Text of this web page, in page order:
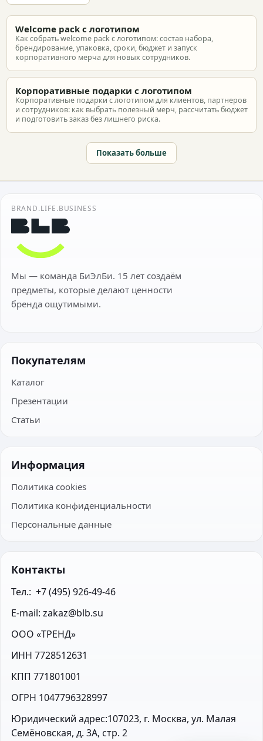
Welcome pack с логотипом
Как собрать welcome pack с логотипом: состав набора,
брендирование, упаковка, сроки, бюджет и запуск
корпоративного мерча для новых сотрудников.
Корпоративные подарки с логотипом
Корпоративные подарки с логотипом для клиентов, партнеров
и сотрудников: как выбрать полезный мерч, рассчитать бюджет
и подготовить заказ без лишнего риска.
Показать больше
BRAND.LIFE.BUSINESS
Мы — команда БиЭлБи. 15 лет создаём
предметы, которые делают ценности
бренда ощутимыми.
Покупателям
Каталог
Презентации
Статьи
Информация
Политика cookies
Политика конфиденциальности
Персональные данные
Контакты
Тел.:  +7 (495) 926-49-46
E-mail: zakaz@blb.su
ООО «ТРЕНД»
ИНН 7728512631
КПП 771801001
ОГРН 1047796328997
Юридический адрес:107023, г. Москва, ул. Малая
Семёновская, д. 3А, стр. 2